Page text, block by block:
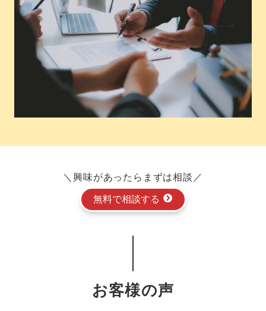
＼興味があったらまずは相談／
無料で相談する
お客様の声